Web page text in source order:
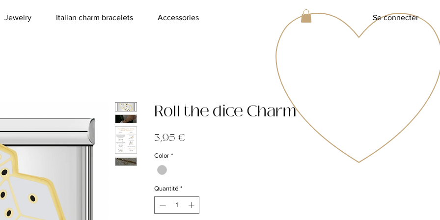
Jewelry Italian charm bracelets Accessories Se connecter
Roll the dice Charm
3,95 €
Color *
Quantité *